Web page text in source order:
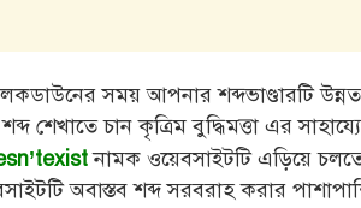
সময় আপনার শব্দভাণ্ডারটি
শেখাতে চান কৃত্রিম বুদ্ধিমত্তা এর
নামক ওয়েবসাইটটি এড়িয়ে
অবাস্তব শব্দ সরবরাহ করার